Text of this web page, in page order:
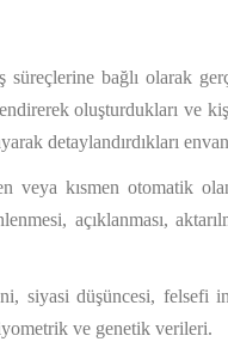
süreçlerine bağlı olarak
oluşturdukları ve
detaylandırdıkları
veya kısmen otomatik
açıklanması,
siyasi düşüncesi, felsefi
ve genetik verileri.